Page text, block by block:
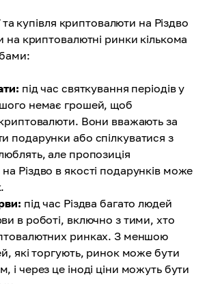
та купівля криптовалюти на Різдво
криптовалютні ринки кількома
під час святкування періодів у
немає грошей, щоб
криптовалюти. Вони вважають за
подарунки або спілкуватися з
але пропозиція
Різдво в якості подарунків може
під час Різдва багато людей
в роботі, включно з тими, хто
ринках. З меншою
які торгують, ринок може бути
і через це іноді ціни можуть бути